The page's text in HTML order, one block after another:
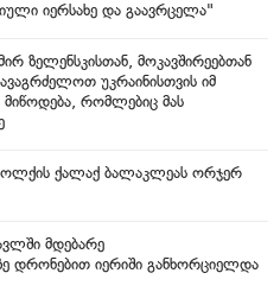
იერსახე და გაავრცელა"
ზელენსკისთან, მოკავშირეებთან
უკრაინისთვის იმ
მიწოდება, რომლებიც მას
ოლქის ქალაქ ბალაკლეას ორჯერ
მდებარე
დრონებით იერიში განხორციელდა